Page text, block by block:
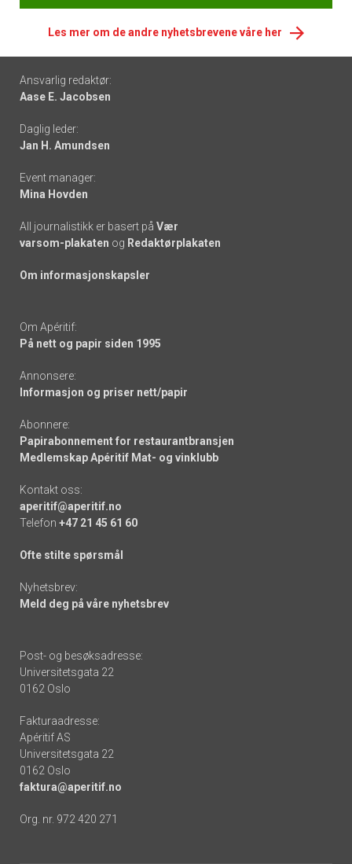
Les mer om de andre nyhetsbrevene våre her
Footer
-
links
Ansvarlig redaktør:
Aase E. Jacobsen
Daglig leder:
Jan H. Amundsen
Event manager:
Mina Hovden
All journalistikk er basert på Vær
varsom-plakaten og Redaktørplakaten
Om informasjonskapsler
Om Apéritif:
På nett og papir siden 1995
Annonsere:
Informasjon og priser nett/papir
Abonnere:
Papirabonnement for restaurantbransjen
Medlemskap Apéritif Mat- og vinklubb
Kontakt oss:
aperitif@aperitif.no
Telefon +47 21 45 61 60
Ofte stilte spørsmål
Nyhetsbrev:
Meld deg på våre nyhetsbrev
Post- og besøksadresse:
Universitetsgata 22
0162 Oslo
Fakturaadresse:
Apéritif AS
Universitetsgata 22
0162 Oslo
faktura@aperitif.no
Org. nr. 972 420 271